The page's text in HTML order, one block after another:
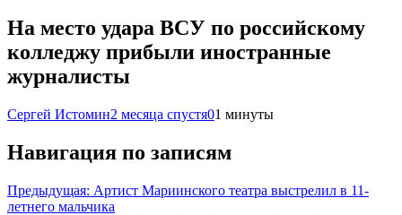
На место удара ВСУ по российскому
колледжу прибыли иностранные
журналисты
Сергей Истомин2 месяца спустя01 минуты
Навигация по записям
Предыдущая: Артист Мариинского театра выстрелил в 11-
летнего мальчика